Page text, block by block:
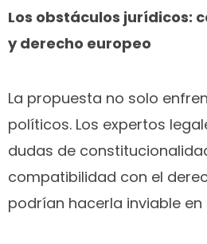
Los obstáculos jurídicos:
y derecho europeo
La propuesta no solo
políticos. Los expertos
dudas de
compatibilidad con el
podrían hacerla inviable